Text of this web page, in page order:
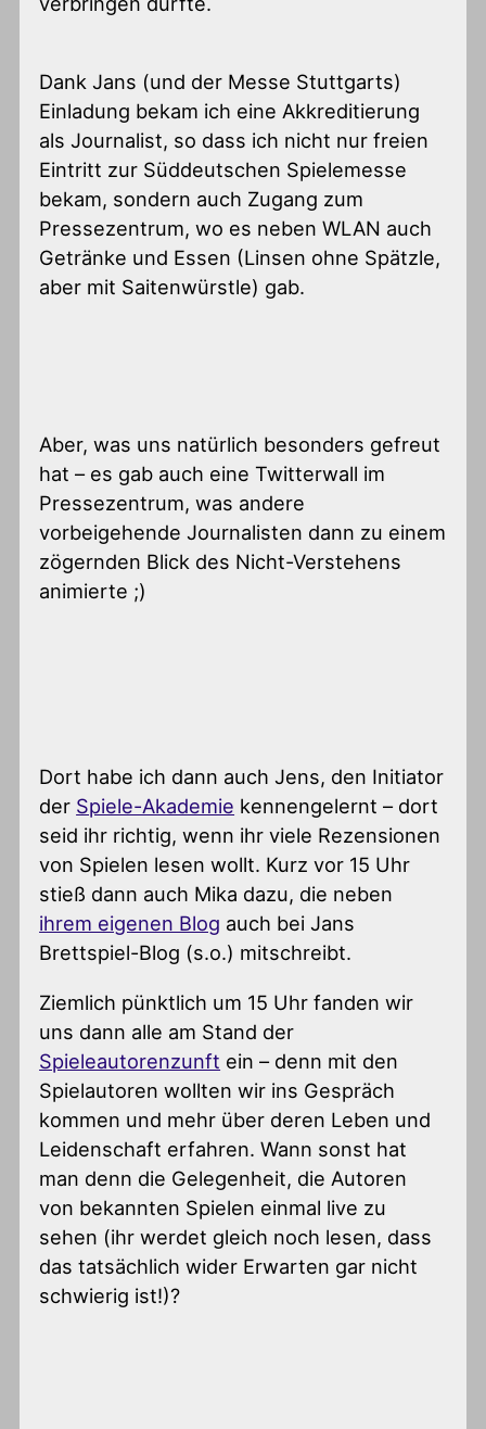
Dank Jans (und der Messe Stuttgarts)
Einladung bekam ich eine Akkreditierung
als Journalist, so dass ich nicht nur freien
Eintritt zur Süddeutschen Spielemesse
bekam, sondern auch Zugang zum
Pressezentrum, wo es neben WLAN auch
Getränke und Essen (Linsen ohne Spätzle,
aber mit Saitenwürstle) gab.
Aber, was uns natürlich besonders gefreut
hat – es gab auch eine Twitterwall im
Pressezentrum, was andere
vorbeigehende Journalisten dann zu einem
zögernden Blick des Nicht-Verstehens
animierte ;)
Dort habe ich dann auch Jens, den Initiator
der Spiele-Akademie kennengelernt – dort
seid ihr richtig, wenn ihr viele Rezensionen
von Spielen lesen wollt. Kurz vor 15 Uhr
stieß dann auch Mika dazu, die neben
ihrem eigenen Blog auch bei Jans
Brettspiel-Blog (s.o.) mitschreibt.
Ziemlich pünktlich um 15 Uhr fanden wir
uns dann alle am Stand der
Spieleautorenzunft ein – denn mit den
Spielautoren wollten wir ins Gespräch
kommen und mehr über deren Leben und
Leidenschaft erfahren. Wann sonst hat
man denn die Gelegenheit, die Autoren
von bekannten Spielen einmal live zu
sehen (ihr werdet gleich noch lesen, dass
das tatsächlich wider Erwarten gar nicht
schwierig ist!)?